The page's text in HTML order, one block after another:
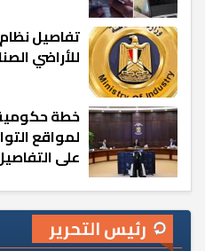
تفاصيل نظام
للأراضي
خطة
لمواقع
على
رئيس التحرير